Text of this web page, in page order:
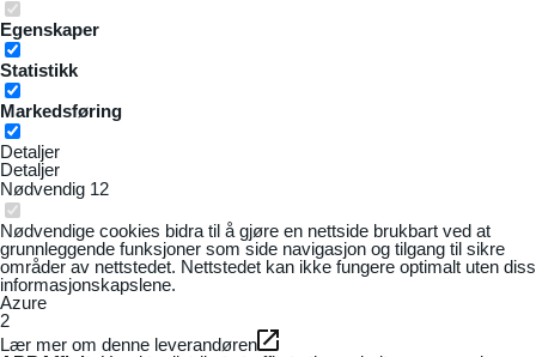
Egenskaper
Statistikk
Markedsføring
Detaljer
Detaljer
Nødvendig 12
Nødvendige cookies bidra til å gjøre en nettside brukbart ved at
grunnleggende funksjoner som side navigasjon og tilgang til sikre
områder av nettstedet. Nettstedet kan ikke fungere optimalt uten
informasjonskapslene.
Azure
2
Lær mer om denne leverandøren